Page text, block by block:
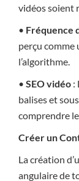
vidéos soient
• Fréquence
perçu comme
l’algorithme.
• SEO vidéo :
balises et
comprendre
Créer un
La création
angulaire de